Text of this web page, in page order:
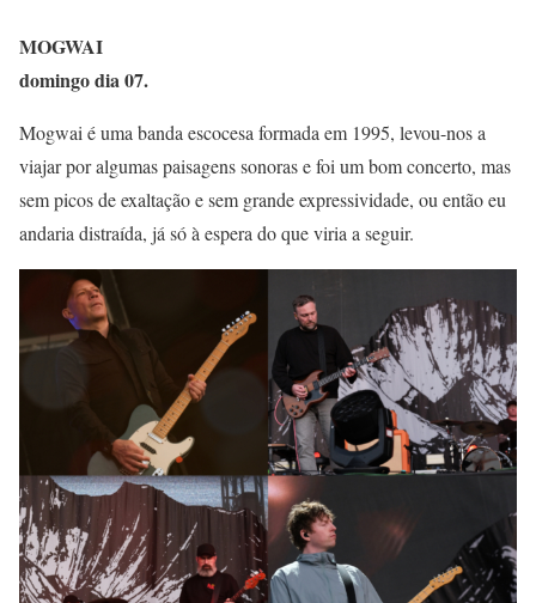
MOGWAI
domingo dia 07.
Mogwai é uma banda escocesa formada em 1995, levou-nos a
viajar por algumas paisagens sonoras e foi um bom concerto, mas
sem picos de exaltação e sem grande expressividade, ou então eu
andaria distraída, já só à espera do que viria a seguir.